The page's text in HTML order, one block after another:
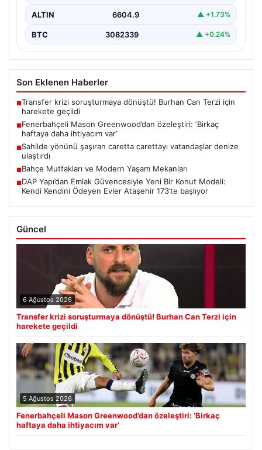
ALTIN 6604.9 ▲ +1.73%
BTC 3082339 ▲ +0.24%
Son Eklenen Haberler
■Transfer krizi soruşturmaya dönüştü! Burhan Can Terzi için
harekete geçildi
■Fenerbahçeli Mason Greenwood’dan özeleştiri: ‘Birkaç
haftaya daha ihtiyacım var’
■Sahilde yönünü şaşıran caretta carettayı vatandaşlar denize
ulaştırdı
■Bahçe Mutfakları ve Modern Yaşam Mekanları
■DAP Yapı’dan Emlak Güvencesiyle Yeni Bir Konut Modeli:
Kendi Kendini Ödeyen Evler Ataşehir 173’te başlıyor
Güncel
6 Ağustos 2026
Transfer krizi soruşturmaya dönüştü! Burhan Can Terzi için
harekete geçildi
5 Ağustos 2026
Fenerbahçeli Mason Greenwood’dan özeleştiri: ‘Birkaç
haftaya daha ihtiyacım var’